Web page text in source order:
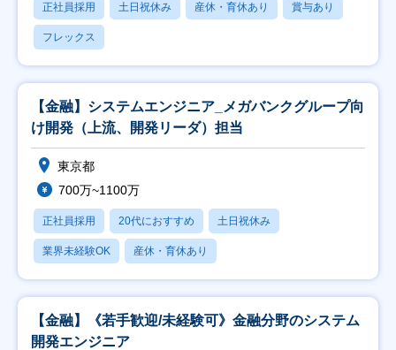
正社員採用 土日祝休み 産休・育休あり 賞与あり
フレックス
【金融】システムエンジニア_メガバンクグループ向
け開発（上流、開発リーダ）担当
東京都
700万~1100万
正社員採用 20代におすすめ 土日祝休み
業界未経験OK 産休・育休あり
【金融】《若手歓迎/未経験可》金融分野のシステム
開発エンジニア